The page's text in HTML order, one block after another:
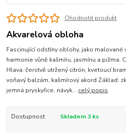
Ohodnotit produkt
Akvarelová obloha
Fascinující odstíny oblohy, jako malované
harmonie vůně kašmíru, jasmínu a pižma.
Hlava: čerstvě utržený citrón, kvetoucí
voňavý balzám, kašmírový akord Základ:
jemná pryskyřice, návyk... celý popis
Dostupnost Skladem 3 ks